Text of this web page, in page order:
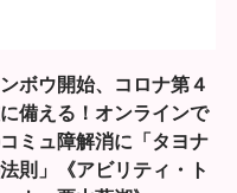
ボウ開始、コロナ第４
備える！オンラインで
ミュ障解消に「タヨナ
則」《アビリティ・ト